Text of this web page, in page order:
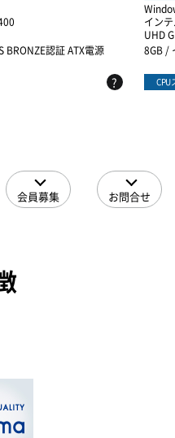
認証 ATX電源
?
イン
UHD
8GB /
CPU
会員募集 お問合せ